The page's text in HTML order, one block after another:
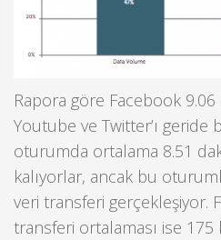
Rapora göre Facebook
Youtube ve Twitter’ı geride
oturumda ortalama 8.51
kalıyorlar, ancak bu
veri transferi gerçekleşiyor.
transferi ortalaması ise 175